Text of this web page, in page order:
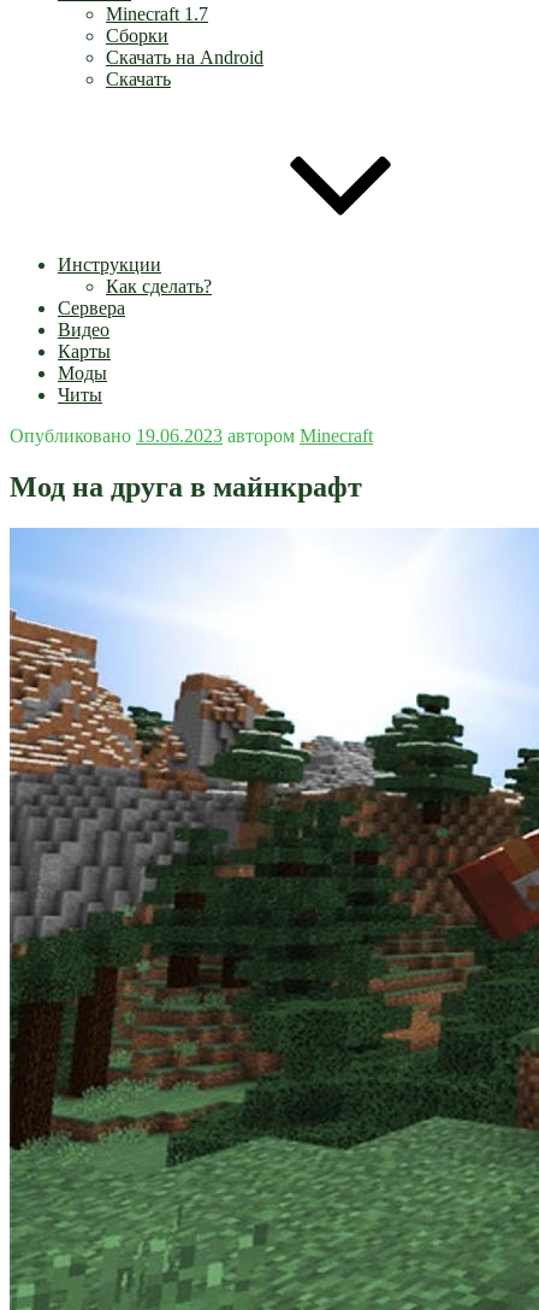
Minecraft 1.7
Сборки
Скачать на Android
Скачать
Инструкции
Как сделать?
Сервера
Видео
Карты
Моды
Читы
Опубликовано 19.06.2023 автором Minecraft
Мод на друга в майнкрафт